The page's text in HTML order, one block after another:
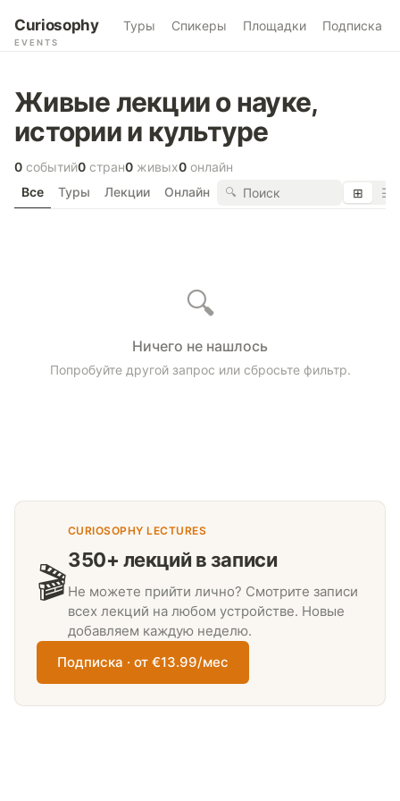
Curiosophy
EVENTS
Туры Спикеры Площадки Подписка
Живые лекции о науке,
истории и культуре
0 событий0 стран0 живых0 онлайн
Все
Туры Лекции Онлайн 🔍 ⊞ ☰
🔍
Ничего не нашлось
Попробуйте другой запрос или сбросьте фильтр.
🎬
CURIOSOPHY LECTURES
350+ лекций в записи
Не можете прийти лично? Смотрите записи
всех лекций на любом устройстве. Новые
добавляем каждую неделю.
Подписка · от €13.99/мес